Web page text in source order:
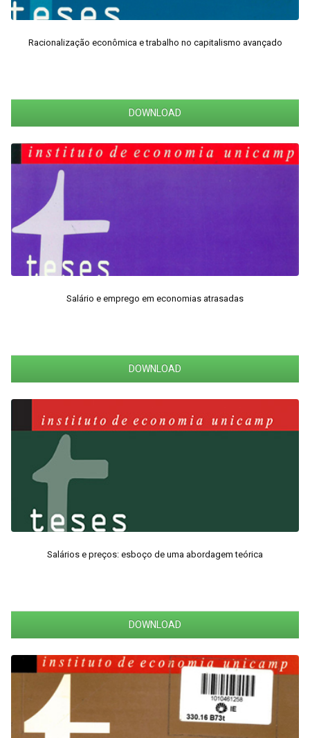
Racionalização econômica e trabalho no capitalismo avançado
DOWNLOAD
Salário e emprego em economias atrasadas
DOWNLOAD
Salários e preços: esboço de uma abordagem teórica
DOWNLOAD